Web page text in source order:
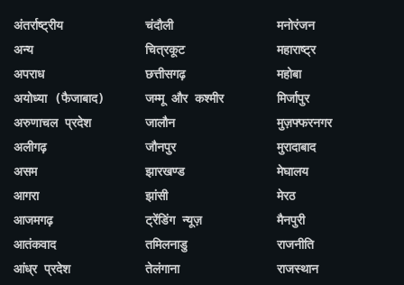
अंतर्राष्ट्रीय
अन्य
अपराध
अयोध्या (फैजाबाद)
अरुणाचल प्रदेश
अलीगढ़
असम
आगरा
आजमगढ़
आतंकवाद
आंध्र प्रदेश
चंदौली
चित्रकूट
छत्तीसगढ़
जम्मू और कश्मीर
जालौन
जौनपुर
झारखण्ड
झांसी
ट्रेंडिंग न्यूज़
तमिलनाडु
तेलंगाना
मनोरंजन
महाराष्ट्र
महोबा
मिर्जापुर
मुज़फ्फरनगर
मुरादाबाद
मेघालय
मेरठ
मैनपुरी
राजनीति
राजस्थान